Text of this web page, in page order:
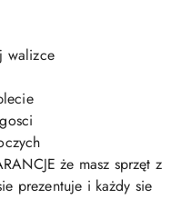
walizce
że masz sprzęt z
prezentuje i każdy sie